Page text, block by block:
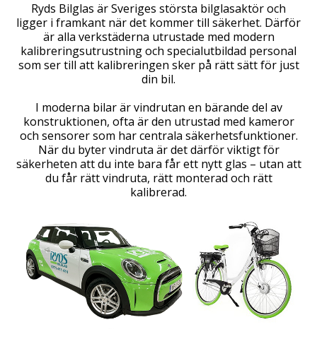
Ryds Bilglas är Sveriges största bilglasaktör och
ligger i framkant när det kommer till säkerhet. Därför
är alla verkstäderna utrustade med modern
kalibreringsutrustning och specialutbildad personal
som ser till att kalibreringen sker på rätt sätt för just
din bil.
I moderna bilar är vindrutan en bärande del av
konstruktionen, ofta är den utrustad med kameror
och sensorer som har centrala säkerhetsfunktioner.
När du byter vindruta är det därför viktigt för
säkerheten att du inte bara får ett nytt glas – utan att
du får rätt vindruta, rätt monterad och rätt
kalibrerad.